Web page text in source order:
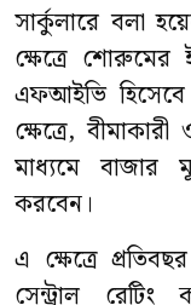
সার্কুলারে বলা
ক্ষেত্রে
এফআইভি হিসেবে
ক্ষেত্রে,
মাধ্যমে বাজার
করবেন।
এ ক্ষেত্রে
সেন্ট্রাল